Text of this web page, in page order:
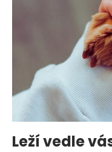
Leží vedle